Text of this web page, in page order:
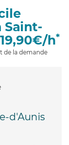
o
n
Saint-
19,90€/h*
de la demande
d'Aunis